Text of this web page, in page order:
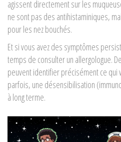
agissent directement sur les
ne sont pas des antihistaminiques,
pour les nez bouchés.
Et si vous avez des symptômes
temps de consulter un allergologue.
peuvent identifier précisément ce qui
parfois, une désensibilisation
à long terme.